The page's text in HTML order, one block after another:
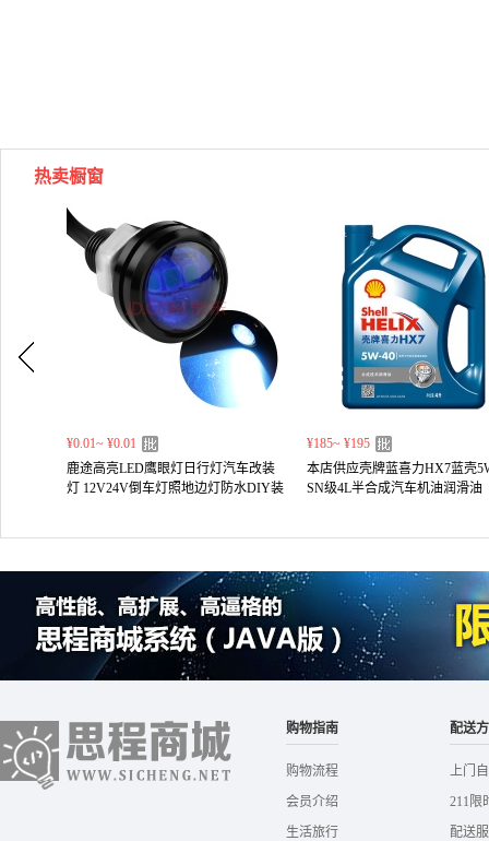
热卖橱窗
¥0.01~ ¥0.01
鹿途高亮LED鹰眼灯日行灯汽车改装
灯 12V24V倒车灯照地边灯防水DIY装
¥185~ ¥195
本店供应壳牌蓝喜力HX7蓝壳
SN级4L半合成汽车机油润滑油
购物指南
购物流程
会员介绍
生活旅行
配送
上门
211限
配送